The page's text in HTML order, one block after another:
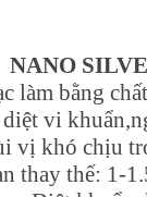
NANO
làm bằng
diệt vi
vị khó chịu
thay thế: 1-